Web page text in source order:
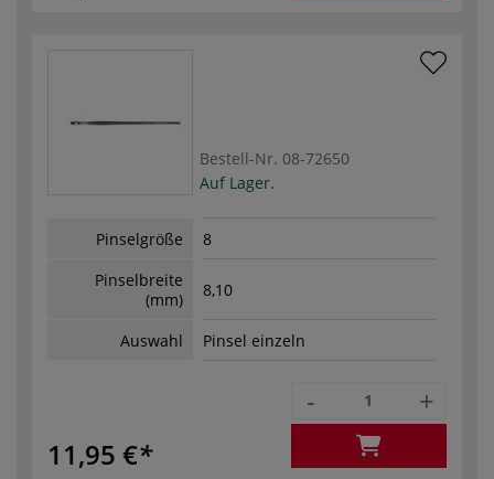
Bestell-Nr. 08-72650
Auf Lager.
Pinselgröße
8
Pinselbreite
(mm)
8,10
Auswahl Pinsel einzeln
11,95 €
- +